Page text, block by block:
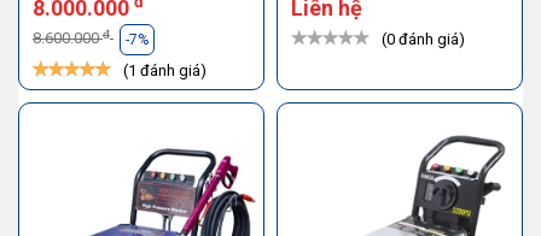
8.000.000
8.600.000đ -7%
(1 đánh giá)
Liên hệ
(0 đánh giá)